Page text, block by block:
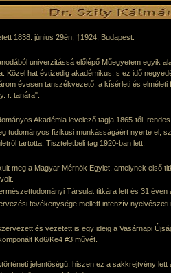
1838. június 29­én, †1924, Budapest.
univerzitássá előlépő Műegyetem egyik
Közel hat évtizedig akadémikus, s ez idő
évesen tanszékvezető, a kísérleti és elméleti
r. tanára".
Akadémia levelező tagja 1865-től, rendes
tudományos fizikusi munkásságáért nyerte el;
tartotta. Tiszteletbeli tag 1920-ban lett.
meg a Magyar Mérnök Egylet, amelynek első
Társulat titkára lett és 31 éven
tevékenysége mellett intenzív nyelvészeti
és vezetett is egy ideig a Vasárnapi
Kd6/Ke4 #3 művét.
jelentőségű, hiszen ez a sakkrejtvény lett